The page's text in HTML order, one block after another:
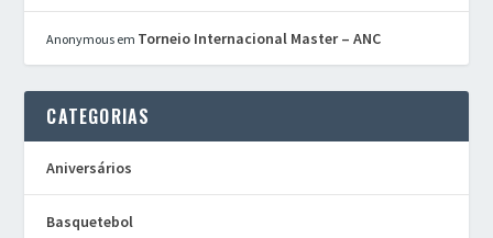
Anonymous em Torneio Internacional Master – ANC
CATEGORIAS
Aniversários
Basquetebol